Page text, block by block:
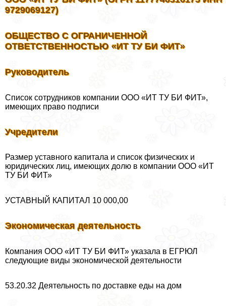
9729069127)
ОБЩЕСТВО С ОГРАНИЧЕННОЙ
ОТВЕТСТВЕННОСТЬЮ «ИТ ТУ БИ ФИТ»
Руководитель
Список сотрудников компании ООО «ИТ ТУ БИ ФИТ»,
имеющих право подписи
Учредители
Размер уставного капитала и список физических и
юридических лиц, имеющих долю в компании ООО «ИТ
ТУ БИ ФИТ»
УСТАВНЫЙ КАПИТАЛ 10 000,00
Экономическая деятельность
Компания ООО «ИТ ТУ БИ ФИТ» указала в ЕГРЮЛ
следующие виды экономической деятельности
53.20.32 Деятельность по доставке еды на дом